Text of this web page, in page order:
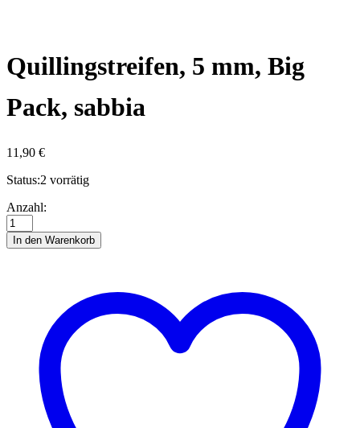
Quillingstreifen, 5 mm, Big
Pack, sabbia
11,90 €
Status:2 vorrätig
Quillingstreifen,
5
mm,
Big
Anzahl:
In den Warenkorb